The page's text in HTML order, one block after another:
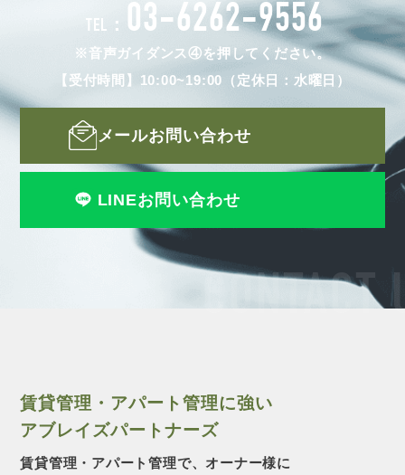
CONTACT
TEL： 03-6262-9556
※音声ガイダンス④を押してください。
【受付時間】10:00~19:00（定休日：水曜日）
メールお問い合わせ
LINEお問い合わせ
賃貸管理・アパート管理に強い
アブレイズパートナーズ
賃貸管理・アパート管理で、オーナー様に